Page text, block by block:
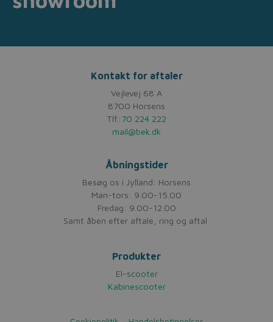
Kontakt for aftaler
Vejlevej 68 A
8700 Horsens
Tlf.:70 224 222
mail@bek.dk
Åbningstider
Besøg os i Jylland: Horsens
Man-tors: 9.00-15.00
Fredag: 9.00-12.00
Samt åben efter aftale, ring og aftal
Produkter
El-scooter
Kabinescooter